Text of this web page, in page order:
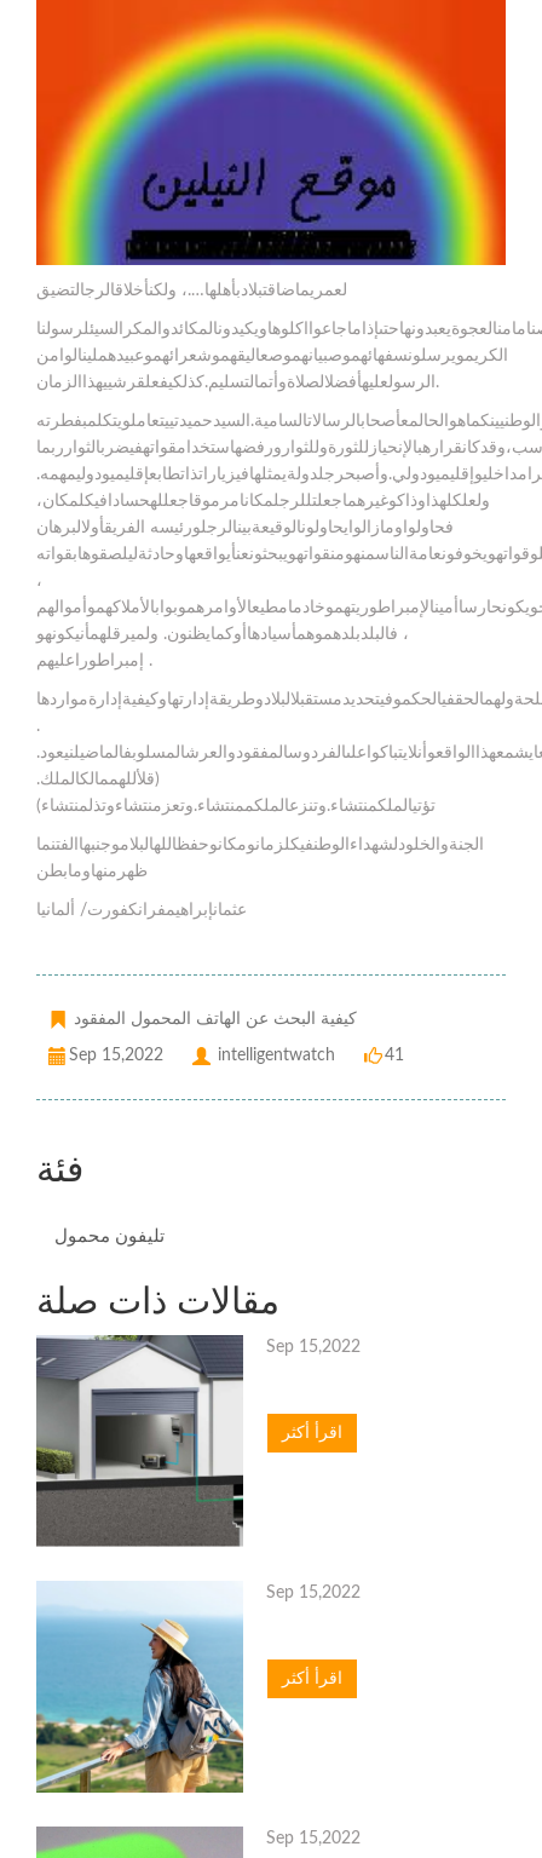
لعمريماضاقتبلادبأهلها….، ولكنأخلاقالرجالتضيق
الكريمويرسلونسفهائهموصبيانهموصعاليقهموشعرائهموعبيدهملينالوامن
الرسولعليهأفضلالصلاةوأتمالتسليم.كذلكيفعلقرشييهذاالزمان.
ولعلكلهذاوذاكوغيرهماجعلتللرجلمكانامرموقاجعللهحسادافيكلمكان،
فحاولواومازالوايحاولونالوقيعةبينالرجلورئيسه الفريقأولالبرهان
،
، فالبلدبلدهموهمأسيادهاأوكمايظنون. ولميرقلهمأنيكونهو
إمبراطوراعليهم .
.
(قلأللهممالكالملك.
تؤتيالملكمنتشاء.وتنزعالملكممنتشاء.وتعزمنتشاءوتذلمنتشاء)
الجنةوالخلودلشهداءالوطنفيكلزمانومكانوحفظاللهالبلاموجنبهاالفتنما
ظهرمنهاومابطن
عثمانإبراهيمفرانكفورت/ ألمانيا
كيفية البحث عن الهاتف المحمول المفقود
Sep 15,2022 intelligentwatch 41
فئة
تليفون محمول
مقالات ذات صلة
Sep 15,2022
اقرأ أكثر
Sep 15,2022
اقرأ أكثر
Sep 15,2022